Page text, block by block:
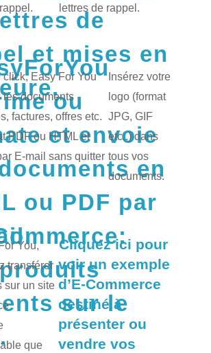
de
et mises en
lettres de rappel.
ou
et envoie
en
ou PDF par
click, Easy For You
les documents
factures, offres etc.
PDF ou HTML et
E-mail sans quitter
Insérez votre
logo (format
JPG, GIF
etc..) dans
tous vos
documents.
sur le
You,
transférer
sur un site
que
Cliquez ici pour
voir un exemple
d’E-Commerce
destiné à
présenter ou
vendre vos